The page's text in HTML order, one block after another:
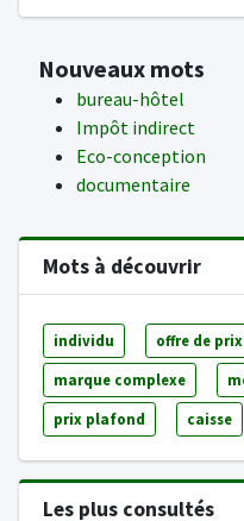
Nouveaux mots
bureau-hôtel
Impôt indirect
Eco-conception
documentaire
Mots à découvrir
individu offre de prix
marque complexe
prix plafond caisse
Les plus consultés